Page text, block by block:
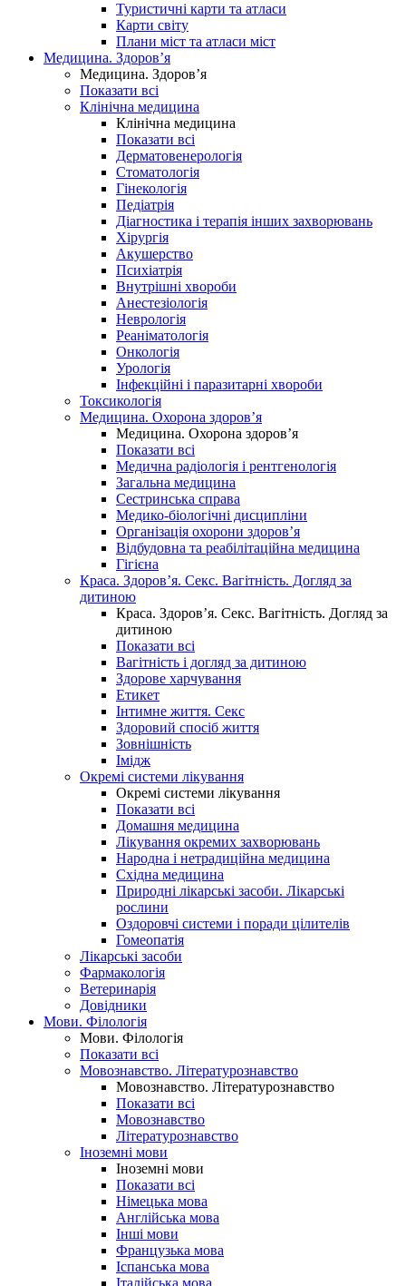
Туристичні карти та атласи
Карти світу
Плани міст та атласи міст
Медицина. Здоров’я
Медицина. Здоров’я
Показати всі
Клінічна медицина
Клінічна медицина
Показати всі
Дерматовенерологія
Стоматологія
Гінекологія
Педіатрія
Діагностика і терапія інших захворювань
Хірургія
Акушерство
Психіатрія
Внутрішні хвороби
Анестезіологія
Неврологія
Реаніматологія
Онкологія
Урологія
Інфекційні і паразитарні хвороби
Токсикологія
Медицина. Охорона здоров’я
Медицина. Охорона здоров’я
Показати всі
Медична радіологія і рентгенологія
Загальна медицина
Сестринська справа
Медико-біологічні дисципліни
Організація охорони здоров’я
Відбудовна та реабілітаційна медицина
Гігієна
Краса. Здоров’я. Секс. Вагітність. Догляд за
дитиною
Краса. Здоров’я. Секс. Вагітність. Догляд за
дитиною
Показати всі
Вагітність і догляд за дитиною
Здорове харчування
Етикет
Інтимне життя. Секс
Здоровий спосіб життя
Зовнішність
Імідж
Окремі системи лікування
Окремі системи лікування
Показати всі
Домашня медицина
Лікування окремих захворювань
Народна і нетрадиційна медицина
Східна медицина
Природні лікарські засоби. Лікарські
рослини
Оздоровчі системи і поради цілителів
Гомеопатія
Лікарські засоби
Фармакологія
Ветеринарія
Довідники
Мови. Філологія
Мови. Філологія
Показати всі
Мовознавство. Літературознавство
Мовознавство. Літературознавство
Показати всі
Мовознавство
Літературознавство
Іноземні мови
Іноземні мови
Показати всі
Німецька мова
Англійська мова
Інші мови
Французька мова
Іспанська мова
Італійська мова